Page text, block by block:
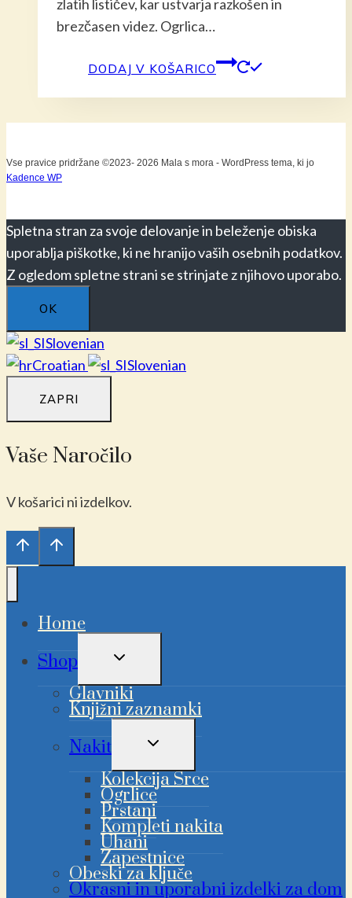
zlatih lističev, kar ustvarja razkošen in
brezčasen videz. Ogrlica…
DODAJ V KOŠARICO
Vse pravice pridržane ©2023- 2026 Mala s mora - WordPress tema, ki jo
Kadence WP
Spletna stran za svoje delovanje in beleženje obiska
uporablja piškotke, ki ne hranijo vaših osebnih podatkov.
Z ogledom spletne strani se strinjate z njihovo uporabo.
OK
Slovenian
Croatian
Slovenian
ZAPRI
Vaše Naročilo
V košarici ni izdelkov.
Home
Shop
PREKLAPLJANJE
MENIJA
Glavniki
Knjižni zaznamki
Nakit
PREKLAPLJANJE
MENIJA
Kolekcija Srce
Ogrlice
Prstani
Kompleti nakita
Uhani
Zapestnice
Obeski za ključe
Okrasni in uporabni izdelki za dom